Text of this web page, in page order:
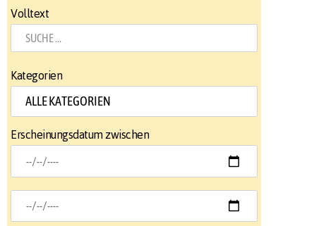
Volltext
Kategorien
Erscheinungsdatum zwischen